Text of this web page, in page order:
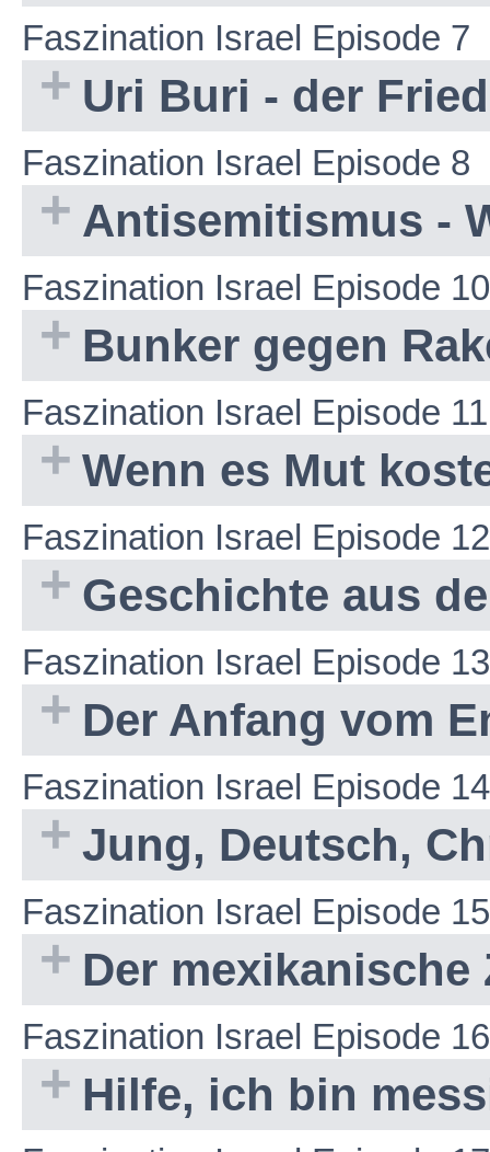
Faszination Israel Episode 7
Uri Buri - der
Faszination Israel Episode 8
Antisemitismus -
Faszination Israel Episode 10
Bunker gegen
Faszination Israel Episode 11
Wenn es Mut
Faszination Israel Episode 12
Geschichte aus
Faszination Israel Episode 13
Der Anfang vom
Faszination Israel Episode 14
Jung, Deutsch,
Faszination Israel Episode 15
Der mexikanische
Faszination Israel Episode 16
Hilfe, ich bin